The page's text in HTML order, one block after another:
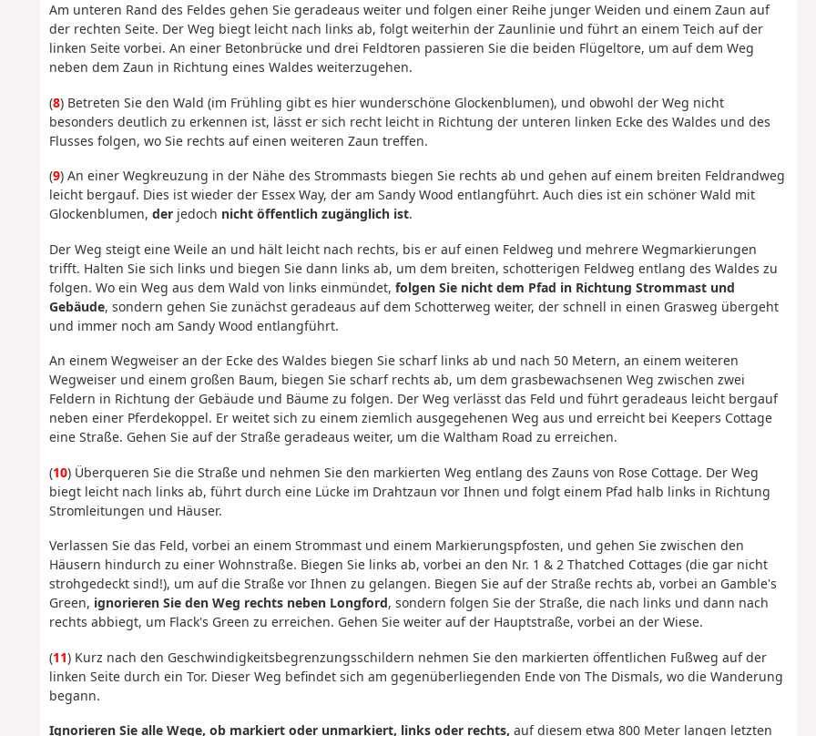
Am unteren Rand des Feldes gehen Sie geradeaus weiter und folgen einer Reihe junger Weiden und einem Zaun auf
der rechten Seite. Der Weg biegt leicht nach links ab, folgt weiterhin der Zaunlinie und führt an einem Teich auf der
linken Seite vorbei. An einer Betonbrücke und drei Feldtoren passieren Sie die beiden Flügeltore, um auf dem Weg
neben dem Zaun in Richtung eines Waldes weiterzugehen.
(8) Betreten Sie den Wald (im Frühling gibt es hier wunderschöne Glockenblumen), und obwohl der Weg nicht
besonders deutlich zu erkennen ist, lässt er sich recht leicht in Richtung der unteren linken Ecke des Waldes und des
Flusses folgen, wo Sie rechts auf einen weiteren Zaun treffen.
(9) An einer Wegkreuzung in der Nähe des Strommasts biegen Sie rechts ab und gehen auf einem breiten Feldrandweg
leicht bergauf. Dies ist wieder der Essex Way, der am Sandy Wood entlangführt. Auch dies ist ein schöner Wald mit
Glockenblumen, derjedoch nicht öffentlich zugänglich ist.
Der Weg steigt eine Weile an und hält leicht nach rechts, bis er auf einen Feldweg und mehrere Wegmarkierungen
trifft. Halten Sie sich links und biegen Sie dann links ab, um dem breiten, schotterigen Feldweg entlang des Waldes zu
folgen. Wo ein Weg aus dem Wald von links einmündet, folgen Sie nicht dem Pfad in Richtung Strommast und
Gebäude, sondern gehen Sie zunächst geradeaus auf dem Schotterweg weiter, der schnell in einen Grasweg übergeht
und immer noch am Sandy Wood entlangführt.
An einem Wegweiser an der Ecke des Waldes biegen Sie scharf links ab und nach 50 Metern, an einem weiteren
Wegweiser und einem großen Baum, biegen Sie scharf rechts ab, um dem grasbewachsenen Weg zwischen zwei
Feldern in Richtung der Gebäude und Bäume zu folgen. Der Weg verlässt das Feld und führt geradeaus leicht bergauf
neben einer Pferdekoppel. Er weitet sich zu einem ziemlich ausgegehenen Weg aus und erreicht bei Keepers Cottage
eine Straße. Gehen Sie auf der Straße geradeaus weiter, um die Waltham Road zu erreichen.
(10) Überqueren Sie die Straße und nehmen Sie den markierten Weg entlang des Zauns von Rose Cottage. Der Weg
biegt leicht nach links ab, führt durch eine Lücke im Drahtzaun vor Ihnen und folgt einem Pfad halb links in Richtung
Stromleitungen und Häuser.
Verlassen Sie das Feld, vorbei an einem Strommast und einem Markierungspfosten, und gehen Sie zwischen den
Häusern hindurch zu einer Wohnstraße. Biegen Sie links ab, vorbei an den Nr. 1 & 2 Thatched Cottages (die gar nicht
strohgedeckt sind!), um auf die Straße vor Ihnen zu gelangen. Biegen Sie auf der Straße rechts ab, vorbei an Gamble's
Green, ignorieren Sie den Weg rechts neben Longford, sondern folgen Sie der Straße, die nach links und dann nach
rechts abbiegt, um Flack's Green zu erreichen. Gehen Sie weiter auf der Hauptstraße, vorbei an der Wiese.
(11) Kurz nach den Geschwindigkeitsbegrenzungsschildern nehmen Sie den markierten öffentlichen Fußweg auf der
linken Seite durch ein Tor. Dieser Weg befindet sich am gegenüberliegenden Ende von The Dismals, wo die Wanderung
begann.
Ignorieren Sie alle Wege, ob markiert oder unmarkiert, links oder rechts, auf diesem etwa 800 Meter langen letzten